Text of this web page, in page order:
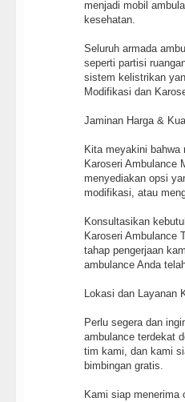
menjadi mobil
kesehatan.
Seluruh armada
seperti partisi
sistem kelistrikan
Modifikasi dan
Jaminan Harga &
Kita meyakini
Karoseri Ambulance
menyediakan opsi
modifikasi, atau
Konsultasikan
Karoseri Ambulance
tahap pengerjaan
ambulance Anda
Lokasi dan Layanan
Perlu segera dan
ambulance terdekat
tim kami, dan kami
bimbingan gratis.
Kami siap menerima